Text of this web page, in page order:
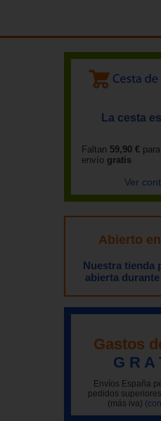
La cesta
Faltan 59,90 €
envío gratis
Ver
Abierto
Nuestra tienda
abierta
Gastos
G R A
Envíos España
pedidos
(más iva)